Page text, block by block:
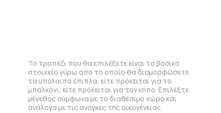
Το τραπέζι που θα επιλέξετε είναι το βασικό
στοιχείο γύρω από το οποίο θα διαμορφώσετε
τα υπόλοιπα έπιπλα, είτε πρόκειται για το
μπαλκόνι, είτε πρόκειται για τον κήπο. Επιλέξτε
μέγεθος σύμφωνα με το διαθέσιμο χώρο και
ανάλογα με τις ανάγκες της οικογένειας.